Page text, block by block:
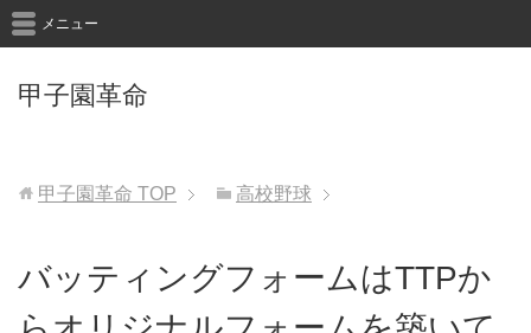
甲子園革命
メニュー
甲子園革命 TOP 高校野球
バッティングフォームはTTPか